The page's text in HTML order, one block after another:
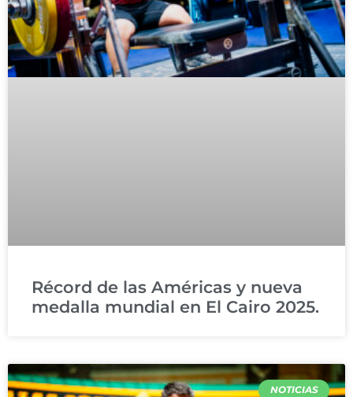
Récord de las Américas y nueva
medalla mundial en El Cairo 2025.
NOTICIAS